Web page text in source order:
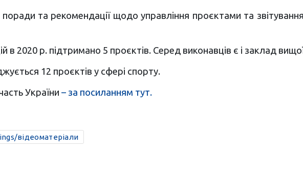
поради та рекомендації щодо управління проєктами та
в 2020 р. підтримано 5 проєктів. Серед виконавців є і заклад
12 проєктів у сфері спорту.
України – за посиланням тут.
відеоматеріали